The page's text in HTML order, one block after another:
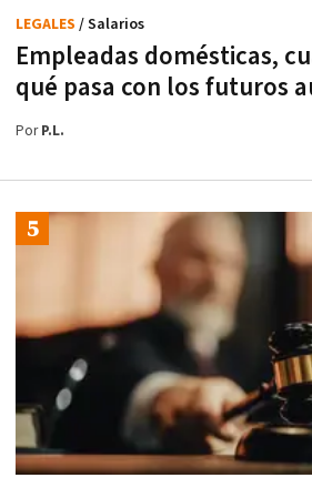
Empleadas domésticas,
qué pasa con los futuros
LEGALES / Salarios
PorP.L.